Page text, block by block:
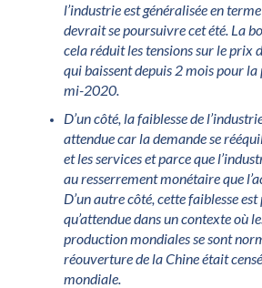
l’industrie est généralisée en
devrait se poursuivre cet été. La
cela réduit les tensions sur le prix
qui baissent depuis 2 mois pour
mi-2020.
D’un côté, la faiblesse de
attendue car la demande se
et les services et parce que
au resserrement monétaire que
D’un autre côté, cette faiblesse
qu’attendue dans un contexte où
production mondiales se sont
réouverture de la Chine était
mondiale.